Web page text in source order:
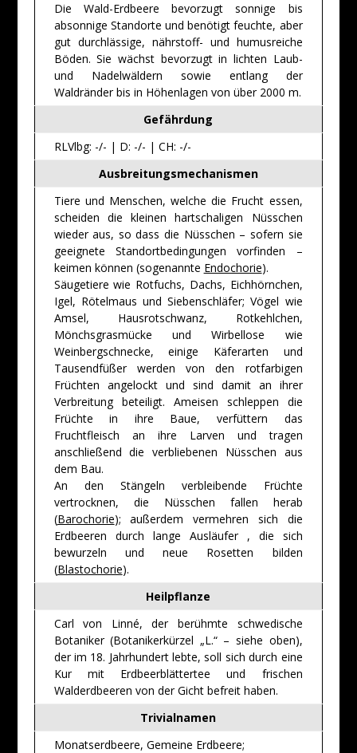
Die Wald-Erdbeere bevorzugt sonnige bis
absonnige Standorte und benötigt feuchte, aber
gut durchlässige, nährstoff- und humusreiche
Böden. Sie wächst bevorzugt in lichten Laub-
und Nadelwäldern sowie entlang der
Waldränder bis in Höhenlagen von über 2000 m.
Gefährdung
RLVlbg: -/- | D: -/- | CH: -/-
Ausbreitungsmechanismen
Tiere und Menschen, welche die Frucht essen,
scheiden die kleinen hartschaligen Nüsschen
wieder aus, so dass die Nüsschen – sofern sie
geeignete Standortbedingungen vorfinden –
keimen können (sogenannte Endochorie).
Säugetiere wie Rotfuchs, Dachs, Eichhörnchen,
Igel, Rötelmaus und Siebenschläfer; Vögel wie
Amsel, Hausrotschwanz, Rotkehlchen,
Mönchsgrasmücke und Wirbellose wie
Weinbergschnecke, einige Käferarten und
Tausendfüßer werden von den rotfarbigen
Früchten angelockt und sind damit an ihrer
Verbreitung beteiligt. Ameisen schleppen die
Früchte in ihre Baue, verfüttern das
Fruchtfleisch an ihre Larven und tragen
anschließend die verbliebenen Nüsschen aus
dem Bau.
An den Stängeln verbleibende Früchte
vertrocknen, die Nüsschen fallen herab
(Barochorie); außerdem vermehren sich die
Erdbeeren durch lange Ausläufer , die sich
bewurzeln und neue Rosetten bilden
(Blastochorie).
Heilpflanze
Carl von Linné, der berühmte schwedische
Botaniker (Botanikerkürzel „L.“ – siehe oben),
der im 18. Jahrhundert lebte, soll sich durch eine
Kur mit Erdbeerblättertee und frischen
Walderdbeeren von der Gicht befreit haben.
Trivialnamen
Monatserdbeere, Gemeine Erdbeere;